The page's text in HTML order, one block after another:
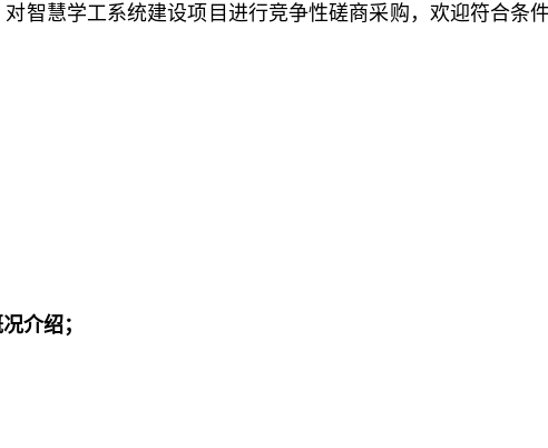
对智慧学工系统建设项目进行竞争性磋商采购，欢迎符合条
介绍；